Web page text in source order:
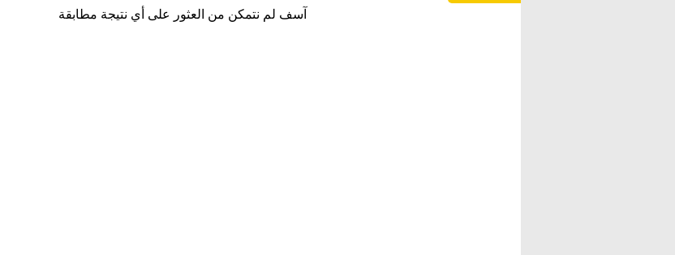
آسف لم نتمكن من العثور على أي نتيجة مطابقة